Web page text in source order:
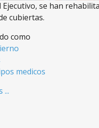
Ejecutivo, se han
cubiertas.
como
medicos
...